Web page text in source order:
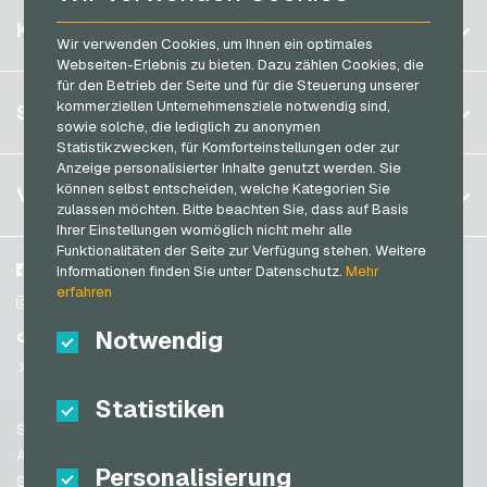
Wir verwenden Cookies, um Ihnen ein optimales
Webseiten-Erlebnis zu bieten. Dazu zählen Cookies, die
für den Betrieb der Seite und für die Steuerung unserer
kommerziellen Unternehmensziele notwendig sind,
sowie solche, die lediglich zu anonymen
Statistikzwecken, für Komforteinstellungen oder zur
Anzeige personalisierter Inhalte genutzt werden. Sie
können selbst entscheiden, welche Kategorien Sie
zulassen möchten. Bitte beachten Sie, dass auf Basis
Ihrer Einstellungen womöglich nicht mehr alle
Funktionalitäten der Seite zur Verfügung stehen. Weitere
Informationen finden Sie unter Datenschutz.Mehr
erfahren
Notwendig
Statistiken
Personalisierung
Netflix Geschenkkarten
OBI Geschenkkarten
OTTO Geschenkkarten
PeterPane Geschenkkarten
Rewe Geschenkkarten
Rituals Geschenkkarten
roastmarket Geschenkkarten
Rossmann Geschenkkarten
RTL+ Geschenkkarten
Saturn Geschenkkarten
Shell Geschenkkarten
Spotify Premium Geschenkkarten
PaysafeCard Bezahlkarten
PCS Bezahlkarten
Razer Gold Bezahlkarten
Transcash Bezahlkarten
Belgien
Brasilien
Deutschland (DE)
Deutschland (EN)
Frankreich
Italien
Niederlande
Österreich
Portugal
Schweiz (DE)
Schweiz (IT)
USA (EN)
KONTO
Registrieren
Anmelden
Mein Warenkorb
SERVICE
FAQ
Zahlungsmethoden
&Widerrufsrecht
Datenschutzrichtlinien
VGO-SHOP
Über uns
Blog
Partner
Facebook
Instagram
TikTok
Support
AGB
Sicherheit & Verifikation